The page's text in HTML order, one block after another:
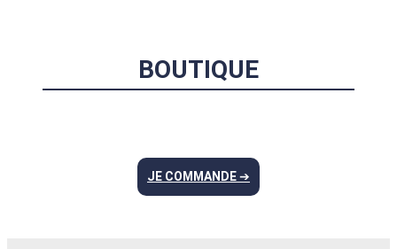
BOUTIQUE
JE COMMANDE➔